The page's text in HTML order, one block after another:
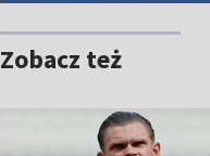
Zobacz też